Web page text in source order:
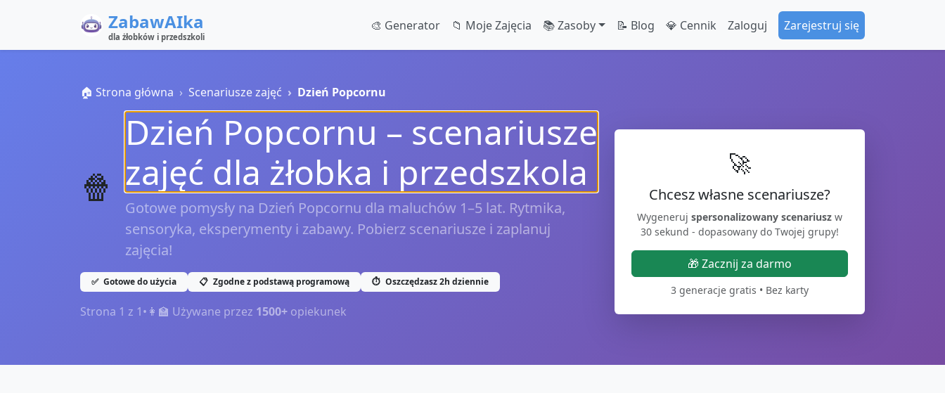
ZabawAIka
dla żłobków i przedszkoli
🎨 Generator 📁 Moje Zajęcia 📚 Zasoby 📝 Blog 💎 Cennik Zaloguj Zarejestruj się
🏠 Strona główna Scenariusze zajęć Dzień Popcornu
🍿
Dzień Popcornu – scenariusze
zajęć dla żłobka i przedszkola
Gotowe pomysły na Dzień Popcornu dla maluchów 1–5 lat. Rytmika,
sensoryka, eksperymenty i zabawy. Pobierz scenariusze i zaplanuj
zajęcia!
✅ Gotowe do użycia 📋 Zgodne z podstawą programową ⏱️ Oszczędzasz 2h dziennie
Strona 1 z 1• 👩‍🏫 Używane przez 1500+ opiekunek
🚀
Chcesz własne scenariusze?
Wygeneruj spersonalizowany scenariusz w
30 sekund - dopasowany do Twojej grupy!
🎁 Zacznij za darmo
3 generacje gratis • Bez karty